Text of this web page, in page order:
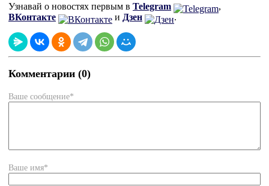
Узнавай о новостях первым в Telegram
,
ВКонтакте
и Дзен .
Комментарии (0)
Ваше сообщение*
Ваше имя*